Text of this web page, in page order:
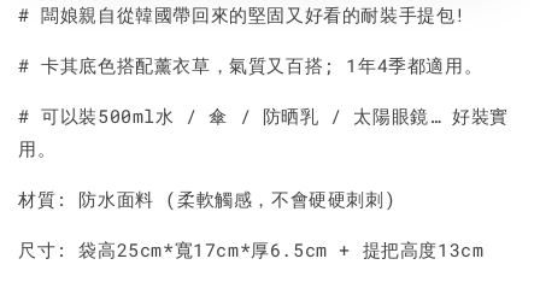
# 闆娘親自從韓國帶回來的堅固又好看的耐裝手提包!
# 卡其底色搭配薰衣草，氣質又百搭; 1年4季都適用。
# 可以裝500ml水 / 傘 / 防晒乳 / 太陽眼鏡… 好裝實
用。
材質: 防水面料 (柔軟觸感，不會硬硬刺刺)
尺寸: 袋高25cm*寬17cm*厚6.5cm + 提把高度13cm